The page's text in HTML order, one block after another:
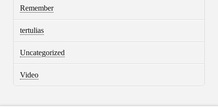
Remember
tertulias
Uncategorized
Video